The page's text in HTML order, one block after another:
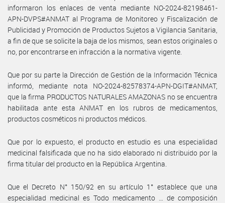
informaron los enlaces de venta mediante NO-2024-82198461-
APN-DVPS#ANMAT al Programa de Monitoreo y Fiscalización de
Publicidad y Promoción de Productos Sujetos a Vigilancia Sanitaria,
a fin de que se solicite la baja de los mismos, sean estos originales o
no, por encontrarse en infracción a la normativa vigente.
Que por su parte la Dirección de Gestión de la Información Técnica
informó, mediante nota NO-2024-82578374-APN-DGIT#ANMAT,
que la firma PRODUCTOS NATURALES AMAZONAS no se encuentra
habilitada ante esta ANMAT en los rubros de medicamentos,
productos cosméticos ni productos médicos.
Que por lo expuesto, el producto en estudio es una especialidad
medicinal falsificada que no ha sido elaborado ni distribuido por la
firma titular del producto en la República Argentina.
Que el Decreto N° 150/92 en su artículo 1° establece que una
especialidad medicinal es Todo medicamento … de composición